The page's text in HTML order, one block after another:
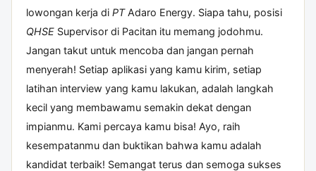
lowongan kerja di PTAdaro Energy. Siapa tahu, posisi
QHSE Supervisor di Pacitan itu memang jodohmu.
Jangan takut untuk mencoba dan jangan pernah
menyerah! Setiap aplikasi yang kamu kirim, setiap
latihan interview yang kamu lakukan, adalah langkah
kecil yang membawamu semakin dekat dengan
impianmu. Kami percaya kamu bisa! Ayo, raih
kesempatanmu dan buktikan bahwa kamu adalah
kandidat terbaik! Semangat terus dan semoga sukses